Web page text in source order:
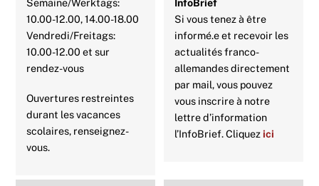
Semaine/Werktags:
10.00-12.00, 14.00-18.00
Vendredi/Freitags:
10.00-12.00 et sur
rendez-vous
Ouvertures restreintes
durant les vacances
scolaires, renseignez-
vous.
InfoBrief
Si vous tenez à être
informé.e et recevoir les
actualités franco-
allemandes directement
par mail, vous pouvez
vous inscrire à notre
lettre d’information
l’InfoBrief. Cliquez ici